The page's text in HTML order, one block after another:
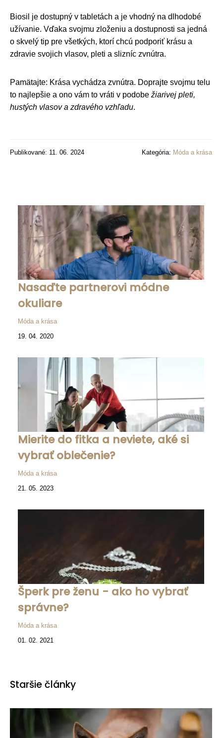
Biosil je dostupný v tabletách a je vhodný na dlhodobé
užívanie. Vďaka svojmu zloženiu a dostupnosti sa jedná
o skvelý tip pre všetkých, ktorí chcú podporiť krásu a
zdravie svojich vlasov, pleti a slizníc zvnútra.
Pamätajte: Krása vychádza zvnútra. Doprajte svojmu telu
to najlepšie a ono vám to vráti v podobe žiarivej pleti,
hustých vlasov a zdravého vzhľadu.
Publikované: 11. 06. 2024 Kategória: Móda a krása
Nasaďte partnerovi módne
okuliare
Móda a krása
19. 04. 2020
Mierite do fitka a neviete, aké si
vybrať oblečenie?
Móda a krása
21. 05. 2023
Šperk pre ženu - ako ho vybrať
správne?
Móda a krása
01. 02. 2021
Staršie články